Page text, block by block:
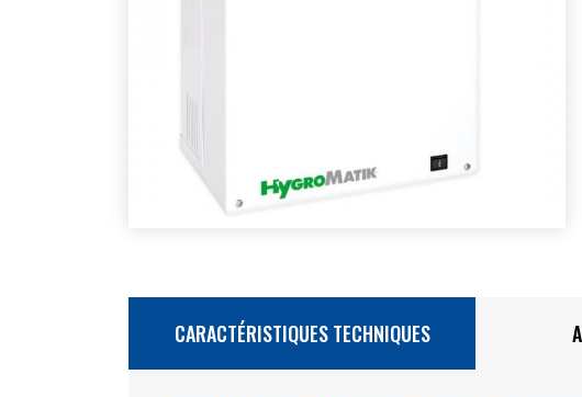
CARACTÉRISTIQUES TECHNIQUES